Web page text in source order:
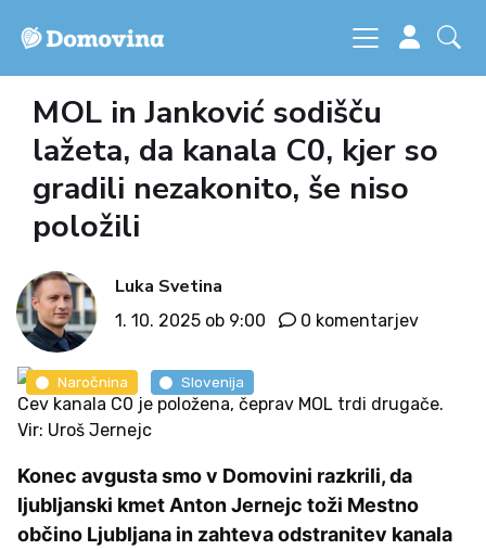
MOL in Janković sodišču
lažeta, da kanala C0, kjer so
gradili nezakonito, še niso
položili
Luka Svetina
1. 10. 2025 ob 9:00 0 komentarjev
Cev kanala C0 je položena, čeprav MOL trdi drugače.
Vir: Uroš Jernejc
Naročnina Slovenija
Konec avgusta smo v Domovini razkrili, da
ljubljanski kmet Anton Jernejc toži Mestno
občino Ljubljana in zahteva odstranitev kanala